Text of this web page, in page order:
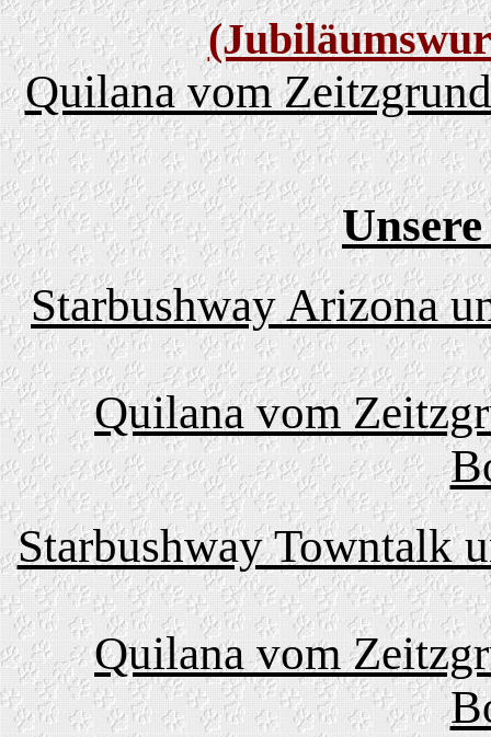
Quilana vom
Starbushway Arizona
Quilana vom
Starbushway Towntalk
Quilana vom